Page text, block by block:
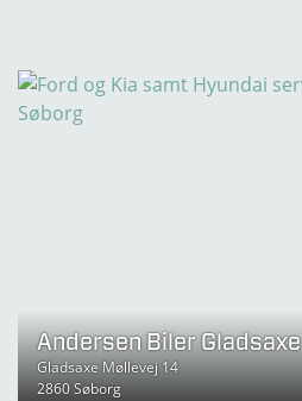
Andersen Biler Gladsaxe
Gladsaxe Møllevej 14
2860 Søborg